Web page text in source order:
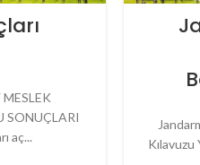
SONUÇLARI
aç...
Kılavuzu